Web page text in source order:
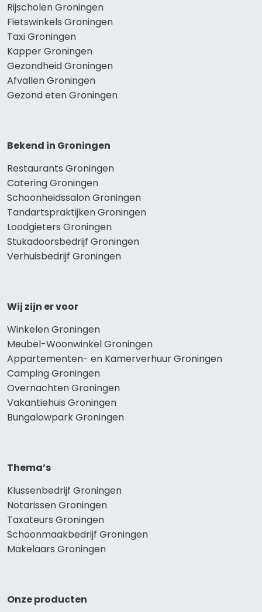
Rijscholen Groningen
Fietswinkels Groningen
Taxi Groningen
Kapper Groningen
Gezondheid Groningen
Afvallen Groningen
Gezond eten Groningen
Bekend in Groningen
Restaurants Groningen
Catering Groningen
Schoonheidssalon Groningen
Tandartspraktijken Groningen
Loodgieters Groningen
Stukadoorsbedrijf Groningen
Verhuisbedrijf Groningen
Wij zijn er voor
Winkelen Groningen
Meubel-Woonwinkel Groningen
Appartementen- en Kamerverhuur Groningen
Camping Groningen
Overnachten Groningen
Vakantiehuis Groningen
Bungalowpark Groningen
Thema’s
Klussenbedrijf Groningen
Notarissen Groningen
Taxateurs Groningen
Schoonmaakbedrijf Groningen
Makelaars Groningen
Onze producten